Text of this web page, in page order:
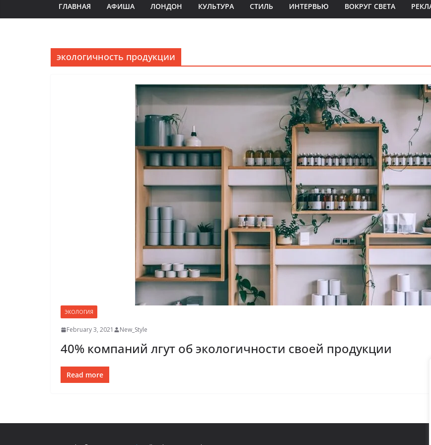
ГЛАВНАЯ АФИША ЛОНДОН КУЛЬТУРА СТИЛЬ ИНТЕРВЬЮ ВОКРУГ СВЕТА
экологичность продукции
ЭКОЛОГИЯ
February 3, 2021 New_Style
40% компаний лгут об экологичности своей продукции
Read more